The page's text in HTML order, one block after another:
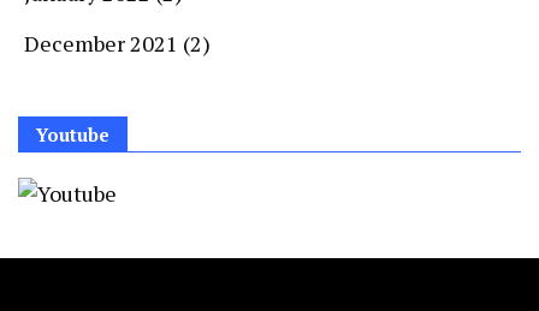
December 2021 (2)
Youtube